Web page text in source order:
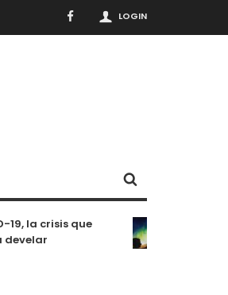
LOGIN
19, la crisis que